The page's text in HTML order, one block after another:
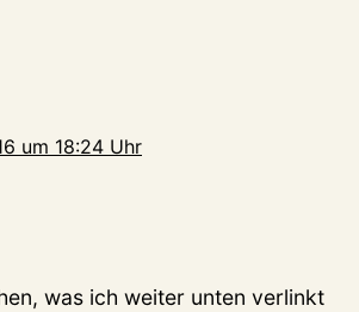
um 18:24 Uhr
was ich weiter unten verlinkt